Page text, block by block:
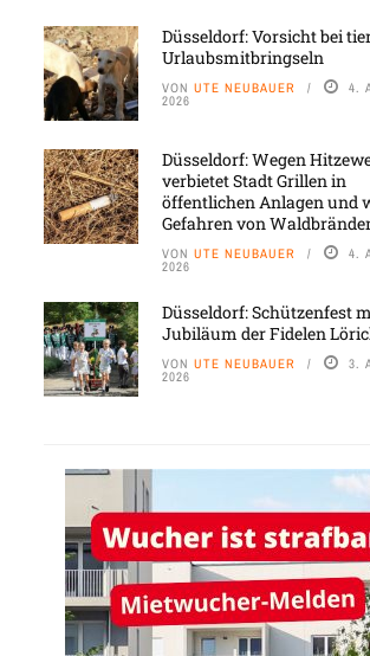
Düsseldorf: Vorsicht bei
Urlaubsmitbringseln
VON UTE NEUBAUER 4.
2026
Düsseldorf: Wegen
verbietet Stadt Grillen in
öffentlichen Anlagen und
Gefahren von
VON UTE NEUBAUER 4.
2026
Düsseldorf: Schützenfest
Jubiläum der Fidelen
VON UTE NEUBAUER 3.
2026